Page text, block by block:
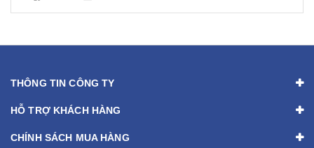
THÔNG TIN CÔNG TY
HỖ TRỢ KHÁCH HÀNG